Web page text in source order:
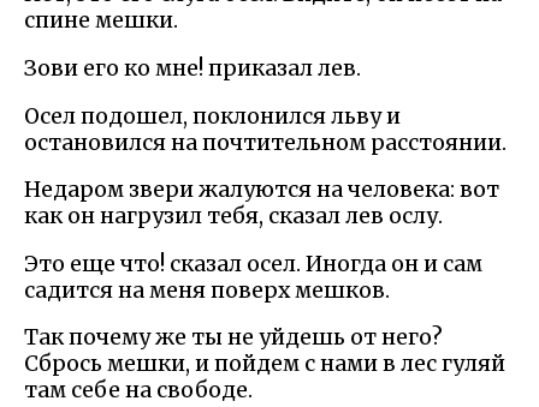
спине мешки.
Зови его ко мне! приказал лев.
Осел подошел, поклонился льву и
остановился на почтительном расстоянии.
Недаром звери жалуются на человека: вот
как он нагрузил тебя, сказал лев ослу.
Это еще что! сказал осел. Иногда он и сам
садится на меня поверх мешков.
Так почему же ты не уйдешь от него?
Сбрось мешки, и пойдем с нами в лес гуляй
там себе на свободе.